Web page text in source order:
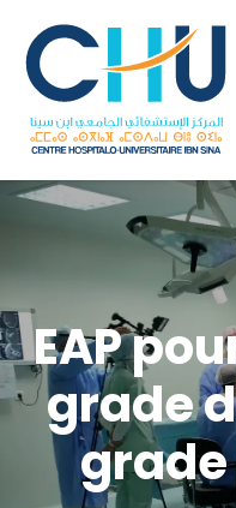
EAP
grade